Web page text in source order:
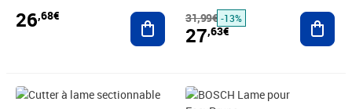
26,68€ Ajouter au panier
31,99€ -13%
27,63€
Prix barré 46,99€
Prix 28,31€ Prix 28,58€